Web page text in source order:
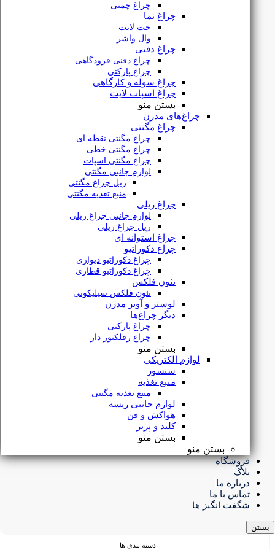
تهران، لاله زار جنوبی، پاساژ بوشهری طبقه همکف پلاک 55
پیگیری سفارش
قوانین و مقررات
و مجوز ها
چراغ چمنی
چراغ نما
جت لایت
وال واشر
چراغ دفنی
چراغ دفنی فرودگاهی
چراغ پارکتی
چراغ سوله و کارگاهی
چراغ اسپات لایت
بستن منو
چراغ‌های مدرن
چراغ مگنتی
چراغ مگنتی نقطه ای
چراغ مگنتی خطی
چراغ مگنتی اسپات
لوازم جانبی مگنتی
ریل چراغ مگنتی
منبع تغذیه مگنتی
چراغ ریلی
لوازم جانبی چراغ ریلی
ریل چراغ ریلی
چراغ استوانه ای
چراغ دکوراتیو
چراغ دکوراتیو دیواری
چراغ دکوراتیو قطاری
نئون فلکس
نئون فلکس سیلیکونی
لوستر و آویز مدرن
دیگر چراغ‌ها
چراغ پارکتی
چراغ رفلکتور دار
بستن منو
لوازم الکتریکی
سنسور
منبع تغذیه
منبع تغذیه مگنتی
لوازم جانبی ریسه
هواکش و فن
کلید و پریز
بستن منو
بستن منو
فروشگاه
بلاگ
درباره ما
تماس با ما
شگفت انگیز ها
بستن
دسته بندی ها